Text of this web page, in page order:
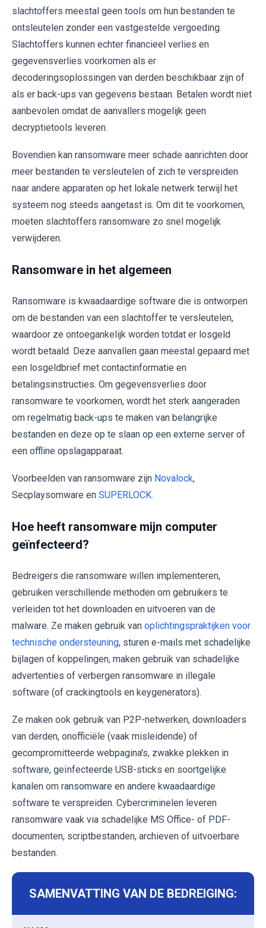
slachtoffers meestal geen tools om hun bestanden te
ontsleutelen zonder een vastgestelde vergoeding.
Slachtoffers kunnen echter financieel verlies en
gegevensverlies voorkomen als er
decoderingsoplossingen van derden beschikbaar zijn of
als er back-ups van gegevens bestaan. Betalen wordt niet
aanbevolen omdat de aanvallers mogelijk geen
decryptietools leveren.
Bovendien kan ransomware meer schade aanrichten door
meer bestanden te versleutelen of zich te verspreiden
naar andere apparaten op het lokale netwerk terwijl het
systeem nog steeds aangetast is. Om dit te voorkomen,
moeten slachtoffers ransomware zo snel mogelijk
verwijderen.
Ransomware in het algemeen
Ransomware is kwaadaardige software die is ontworpen
om de bestanden van een slachtoffer te versleutelen,
waardoor ze ontoegankelijk worden totdat er losgeld
wordt betaald. Deze aanvallen gaan meestal gepaard met
een losgeldbrief met contactinformatie en
betalingsinstructies. Om gegevensverlies door
ransomware te voorkomen, wordt het sterk aangeraden
om regelmatig back-ups te maken van belangrijke
bestanden en deze op te slaan op een externe server of
een offline opslagapparaat.
Voorbeelden van ransomware zijn Novalock,
Secplaysomware en SUPERLOCK.
Hoe heeft ransomware mijn computer
geïnfecteerd?
Bedreigers die ransomware willen implementeren,
gebruiken verschillende methoden om gebruikers te
verleiden tot het downloaden en uitvoeren van de
malware. Ze maken gebruik van oplichtingspraktijken voor
technische ondersteuning, sturen e-mails met schadelijke
bijlagen of koppelingen, maken gebruik van schadelijke
advertenties of verbergen ransomware in illegale
software (of crackingtools en keygenerators).
Ze maken ook gebruik van P2P-netwerken, downloaders
van derden, onofficiële (vaak misleidende) of
gecompromitteerde webpagina's, zwakke plekken in
software, geïnfecteerde USB-sticks en soortgelijke
kanalen om ransomware en andere kwaadaardige
software te verspreiden. Cybercriminelen leveren
ransomware vaak via schadelijke MS Office- of PDF-
documenten, scriptbestanden, archieven of uitvoerbare
bestanden.
SAMENVATTING VAN DE BEDREIGING: